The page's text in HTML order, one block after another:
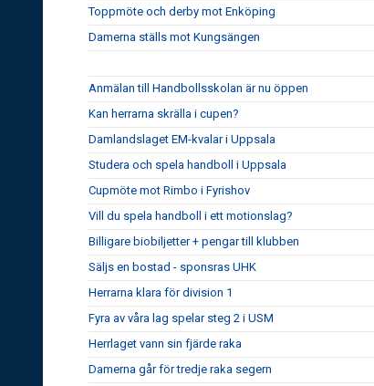
Toppmöte och derby mot Enköping
Damerna ställs mot Kungsängen
Anmälan till Handbollsskolan är nu öppen
Kan herrarna skrälla i cupen?
Damlandslaget EM-kvalar i Uppsala
Studera och spela handboll i Uppsala
Cupmöte mot Rimbo i Fyrishov
Vill du spela handboll i ett motionslag?
Billigare biobiljetter + pengar till klubben
Säljs en bostad - sponsras UHK
Herrarna klara för division 1
Fyra av våra lag spelar steg 2 i USM
Herrlaget vann sin fjärde raka
Damerna går för tredje raka segern